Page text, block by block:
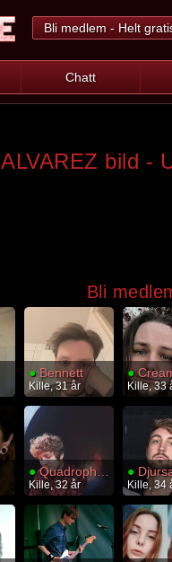
Bli medlem - Helt
Chatt
ALVAREZ bild -
Bli
● Bennett
Kille, 31 år
●
Kille, 33
●Quadrophenia
Kille, 32 år
●
Kille, 34